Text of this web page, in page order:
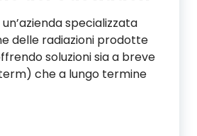
specializzata
delle radiazioni prodotte
soluzioni sia a breve
che a lungo termine